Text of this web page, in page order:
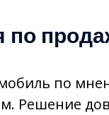
по
по
Решение